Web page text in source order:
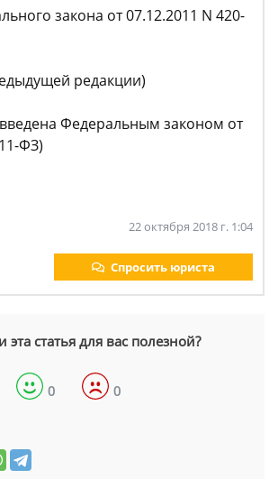
закона от 07.12.2011 N 420-
редакции)
Федеральным законом от
ФЗ)
22 октября 2018 г. 1:04
Спросить юриста
эта статья для вас полезной?
0 0